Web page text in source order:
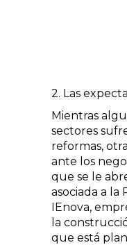
2. Las
Mientras
sectores
reformas,
ante los
que se le
asociada a la
IEnova,
la
que está